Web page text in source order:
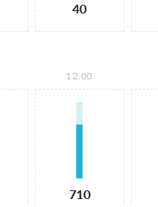
40
12:00
710